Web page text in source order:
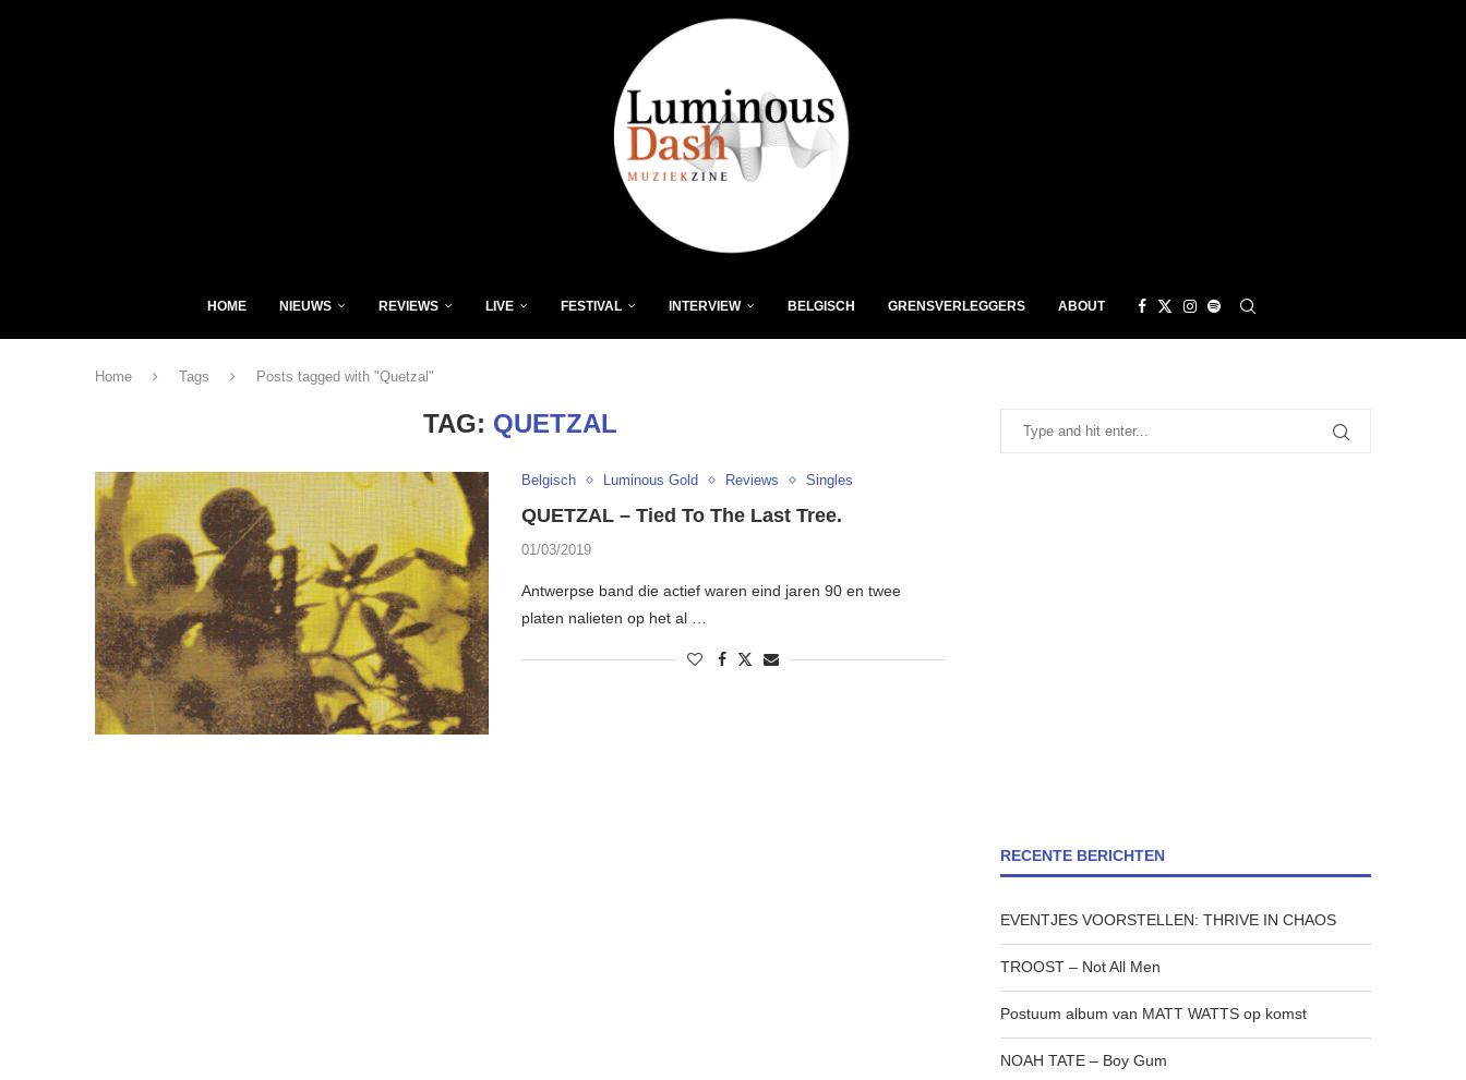
HOME NIEUWS REVIEWS LIVE FESTIVAL INTERVIEW BELGISCH GRENSVERLEGGERS ABOUT
Home Tags Posts tagged with "Quetzal"
TAG: QUETZAL
Belgisch Luminous Gold Reviews Singles
QUETZAL – Tied To The Last Tree.
01/03/2019
Antwerpse band die actief waren eind jaren 90 en twee
platen nalieten op het al …
RECENTE BERICHTEN
EVENTJES VOORSTELLEN: THRIVE IN CHAOS
TROOST – Not All Men
Postuum album van MATT WATTS op komst
NOAH TATE – Boy Gum